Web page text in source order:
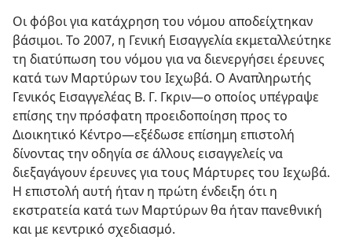
Οι φόβοι για κατάχρηση του νόμου αποδείχτηκαν
βάσιμοι. Το 2007, η Γενική Εισαγγελία εκμεταλλεύτηκε
τη διατύπωση του νόμου για να διενεργήσει έρευνες
κατά των Μαρτύρων του Ιεχωβά. Ο Αναπληρωτής
Γενικός Εισαγγελέας Β. Γ. Γκριν—ο οποίος υπέγραψε
επίσης την πρόσφατη προειδοποίηση προς το
Διοικητικό Κέντρο—εξέδωσε επίσημη επιστολή
δίνοντας την οδηγία σε άλλους εισαγγελείς να
διεξαγάγουν έρευνες για τους Μάρτυρες του Ιεχωβά.
Η επιστολή αυτή ήταν η πρώτη ένδειξη ότι η
εκστρατεία κατά των Μαρτύρων θα ήταν πανεθνική
και με κεντρικό σχεδιασμό.